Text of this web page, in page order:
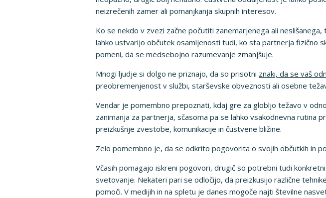
neizrečenih zamer ali pomanjkanja skupnih interesov.
Ko se nekdo v zvezi začne počutiti zanemarjenega ali
lahko ustvarijo občutek osamljenosti tudi, ko sta partnerja fizično
pomeni, da se medsebojno razumevanje zmanjšuje.
Mnogi ljudje si dolgo ne priznajo, da so prisotni znaki, da se vaš
preobremenjenost v službi, starševske obveznosti ali osebne
Vendar je pomembno prepoznati, kdaj gre za globljo težavo v
zanimanja za partnerja, sčasoma pa se lahko vsakodnevna rutina
preizkušnje zvestobe, komunikacije in čustvene bližine.
Zelo pomembno je, da se odkrito pogovorita o svojih občutkih in
Včasih pomagajo iskreni pogovori, drugič so potrebni tudi
svetovanje. Nekateri pari se odločijo, da preizkusijo različne
pomoči. V medijih in na spletu je danes mogoče najti številne